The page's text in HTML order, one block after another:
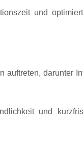
und
darunter
und